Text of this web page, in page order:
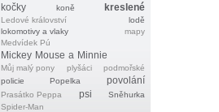
kočky
koně kreslené
Ledové království
lodě
lokomotivy a vlaky
mapy
Medvídek Pú
Mickey Mouse a Minnie
Můj malý pony plyšáci
podmořské
policie
Popelka povolání
Prasátko Peppa psi
Sněhurka
Spider‐Man